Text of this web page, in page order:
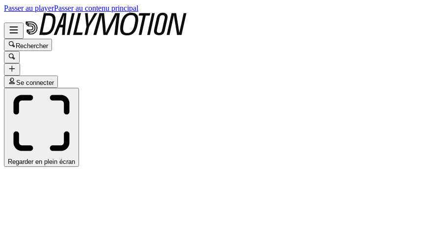
Passer au playerPasser au contenu principal
Rechercher
Se connecter
Regarder en plein écran